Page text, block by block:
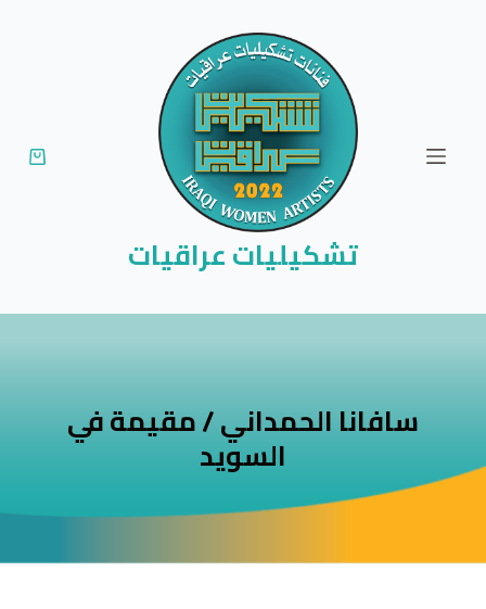
ى
تشكيليات عراقيات
سافانا الحمداني / مقيمة في
السويد